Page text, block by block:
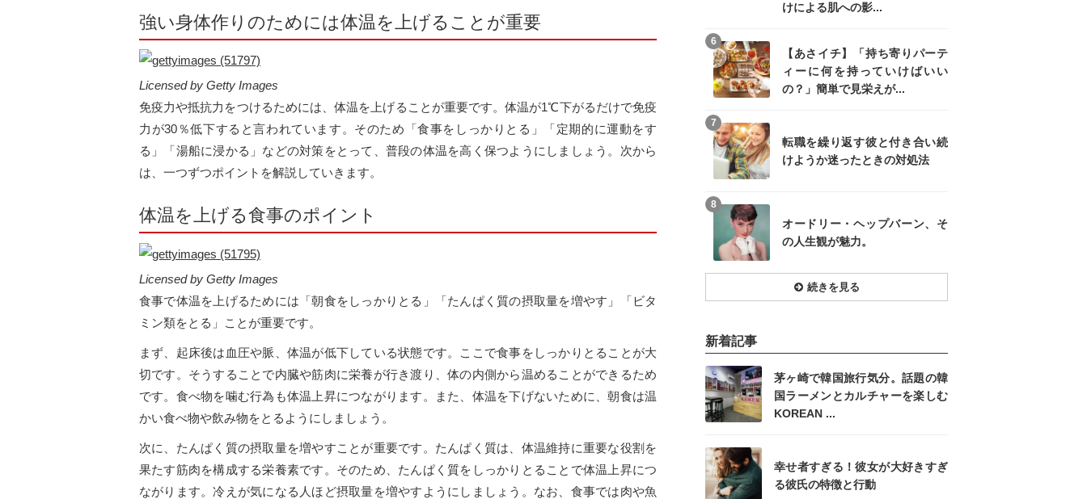
強い身体作りのためには体温を上げることが重要
Licensed by Getty Images
免疫力や抵抗力をつけるためには、体温を上げることが重要です。体温が1℃下がるだけで免疫
力が30％低下すると言われています。そのため「食事をしっかりとる」「定期的に運動をす
る」「湯船に浸かる」などの対策をとって、普段の体温を高く保つようにしましょう。次から
は、一つずつポイントを解説していきます。
体温を上げる食事のポイント
Licensed by Getty Images
食事で体温を上げるためには「朝食をしっかりとる」「たんぱく質の摂取量を増やす」「ビタ
ミン類をとる」ことが重要です。
まず、起床後は血圧や脈、体温が低下している状態です。ここで食事をしっかりとることが大
切です。そうすることで内臓や筋肉に栄養が行き渡り、体の内側から温めることができるため
です。食べ物を噛む行為も体温上昇につながります。また、体温を下げないために、朝食は温
かい食べ物や飲み物をとるようにしましょう。
次に、たんぱく質の摂取量を増やすことが重要です。たんぱく質は、体温維持に重要な役割を
果たす筋肉を構成する栄養素です。そのため、たんぱく質をしっかりとることで体温上昇につ
ながります。冷えが気になる人ほど摂取量を増やすようにしましょう。なお、食事では肉や魚
けによる肌への影...
【あさイチ】「持ち寄りパーテ
ィーに何を持っていけばいい
の？」簡単で見栄えが...
6
転職を繰り返す彼と付き合い続
けようか迷ったときの対処法
7
オードリー・ヘップバーン、そ
の人生観が魅力。
8
続きを見る
新着記事
茅ヶ崎で韓国旅行気分。話題の韓
国ラーメンとカルチャーを楽しむ
KOREAN ...
幸せ者すぎる！彼女が大好きすぎ
る彼氏の特徴と行動